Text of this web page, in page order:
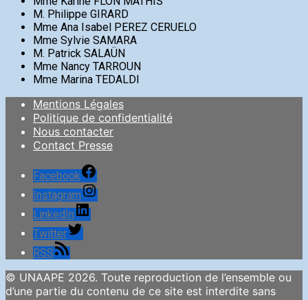
M. Philippe GIRARD
Mme Ana Isabel PEREZ CERUELO
Mme Sylvie SAMARA
M. Patrick SALAÜN
Mme Nancy TARROUN
Mme Marina TEDALDI
Mentions Légales
Politique de confidentialité
Nous contacter
Contact Presse
Facebook
Instagram
LinkedIn
Twitter
RSS
© UNAAPE 2026. Toute reproduction de l’ensemble ou
d’une partie du contenu de ce site est interdite sans